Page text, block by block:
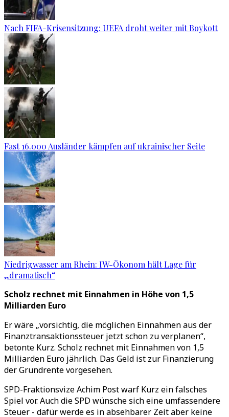
Nach FIFA-Krisensitzung: UEFA droht weiter mit Boykott
Fast 16.000 Ausländer kämpfen auf ukrainischer Seite
Niedrigwasser am Rhein: IW-Ökonom hält Lage für
„dramatisch“
Scholz rechnet mit Einnahmen in Höhe von 1,5
Milliarden Euro
Er wäre „vorsichtig, die möglichen Einnahmen aus der
Finanztransaktionssteuer jetzt schon zu verplanen“,
betonte Kurz. Scholz rechnet mit Einnahmen von 1,5
Milliarden Euro jährlich. Das Geld ist zur Finanzierung
der Grundrente vorgesehen.
SPD-Fraktionsvize Achim Post warf Kurz ein falsches
Spiel vor. Auch die SPD wünsche sich eine umfassendere
Steuer - dafür werde es in absehbarer Zeit aber keine